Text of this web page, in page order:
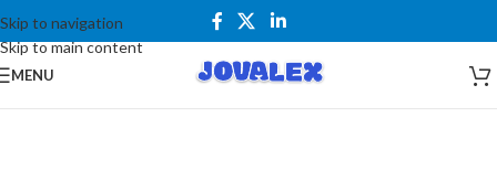
Skip to navigation
Skip to main content
MENU